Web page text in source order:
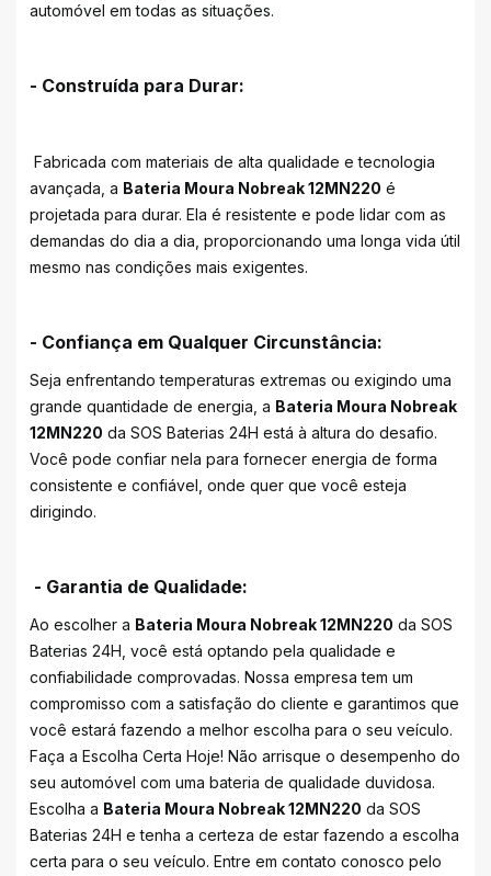
automóvel em todas as situações.
- Construída para Durar:
Fabricada com materiais de alta qualidade e tecnologia
avançada, a Bateria Moura Nobreak 12MN220 é
projetada para durar. Ela é resistente e pode lidar com as
demandas do dia a dia, proporcionando uma longa vida útil
mesmo nas condições mais exigentes.
- Confiança em Qualquer Circunstância:
Seja enfrentando temperaturas extremas ou exigindo uma
grande quantidade de energia, a Bateria Moura Nobreak
12MN220 da SOS Baterias 24H está à altura do desafio.
Você pode confiar nela para fornecer energia de forma
consistente e confiável, onde quer que você esteja
dirigindo.
- Garantia de Qualidade:
Ao escolher a Bateria Moura Nobreak 12MN220 da SOS
Baterias 24H, você está optando pela qualidade e
confiabilidade comprovadas. Nossa empresa tem um
compromisso com a satisfação do cliente e garantimos que
você estará fazendo a melhor escolha para o seu veículo.
Faça a Escolha Certa Hoje! Não arrisque o desempenho do
seu automóvel com uma bateria de qualidade duvidosa.
Escolha a Bateria Moura Nobreak 12MN220 da SOS
Baterias 24H e tenha a certeza de estar fazendo a escolha
certa para o seu veículo. Entre em contato conosco pelo